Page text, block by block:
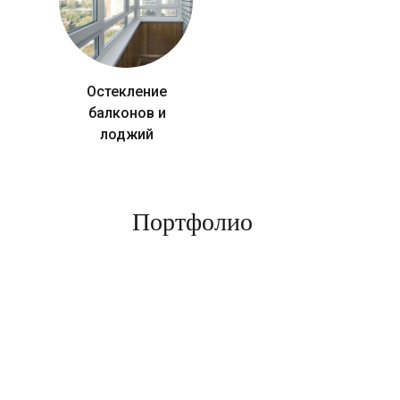
Остекление
балконов и
лоджий
Портфолио